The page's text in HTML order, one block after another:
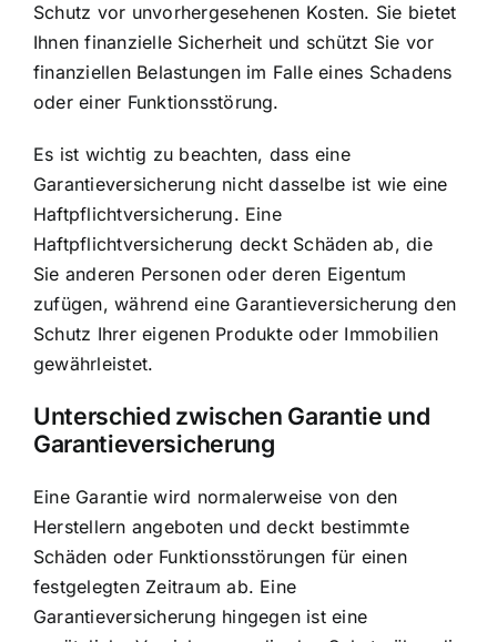
Schutz vor unvorhergesehenen Kosten. Sie bietet
Ihnen finanzielle Sicherheit und schützt Sie vor
finanziellen Belastungen im Falle eines Schadens
oder einer Funktionsstörung.
Es ist wichtig zu beachten, dass eine
Garantieversicherung nicht dasselbe ist wie eine
Haftpflichtversicherung. Eine
Haftpflichtversicherung deckt Schäden ab, die
Sie anderen Personen oder deren Eigentum
zufügen, während eine Garantieversicherung den
Schutz Ihrer eigenen Produkte oder Immobilien
gewährleistet.
Unterschied zwischen Garantie und
Garantieversicherung
Eine Garantie wird normalerweise von den
Herstellern angeboten und deckt bestimmte
Schäden oder Funktionsstörungen für einen
festgelegten Zeitraum ab. Eine
Garantieversicherung hingegen ist eine